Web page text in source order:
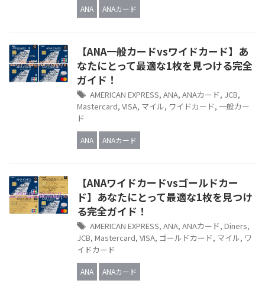
ANA ANAカード
【ANA一般カードvsワイドカード】あ
なたにとって最適な1枚を見つける完全
ガイド！
AMERICAN EXPRESS, ANA, ANAカード, JCB,
Mastercard, VISA, マイル, ワイドカード, 一般カー
ド
ANA ANAカード
【ANAワイドカードvsゴールドカー
ド】あなたにとって最適な1枚を見つけ
る完全ガイド！
AMERICAN EXPRESS, ANA, ANAカード, Diners,
JCB, Mastercard, VISA, ゴールドカード, マイル, ワ
イドカード
ANA ANAカード